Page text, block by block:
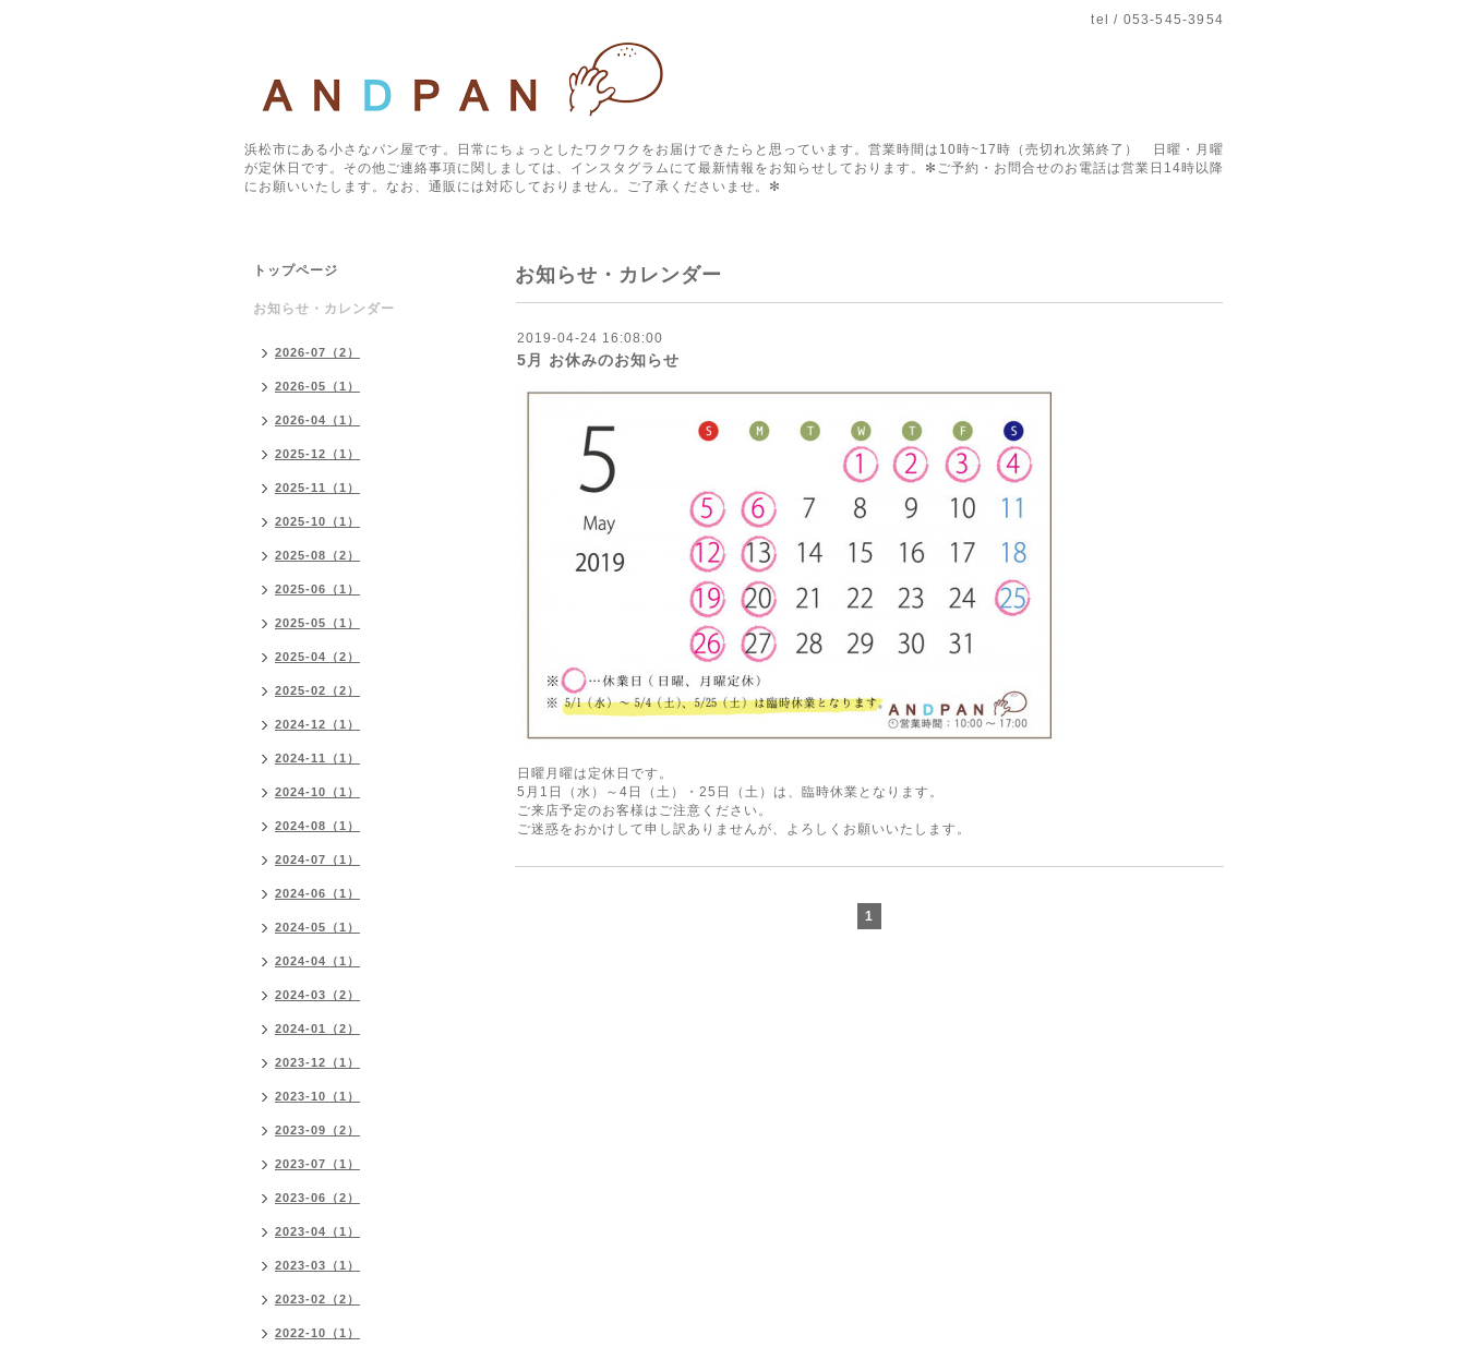
tel / 053-545-3954
浜松市にある小さなパン屋です。日常にちょっとしたワクワクをお届けできたらと思っています。営業時間は10時~17時（売切れ次第終了） 日曜・月曜
が定休日です。その他ご連絡事項に関しましては、インスタグラムにて最新情報をお知らせしております。✻ご予約・お問合せのお電話は営業日14時以降
にお願いいたします。なお、通販には対応しておりません。ご了承くださいませ。✻
お知らせ・カレンダー
2019-04-24 16:08:00
5月 お休みのお知らせ
日曜月曜は定休日です。
5月1日（水）～4日（土）・25日（土）は、臨時休業となります。
ご来店予定のお客様はご注意ください。
ご迷惑をおかけして申し訳ありませんが、よろしくお願いいたします。
1
トップページ
お知らせ・カレンダー
2026-07（2）
2026-05（1）
2026-04（1）
2025-12（1）
2025-11（1）
2025-10（1）
2025-08（2）
2025-06（1）
2025-05（1）
2025-04（2）
2025-02（2）
2024-12（1）
2024-11（1）
2024-10（1）
2024-08（1）
2024-07（1）
2024-06（1）
2024-05（1）
2024-04（1）
2024-03（2）
2024-01（2）
2023-12（1）
2023-10（1）
2023-09（2）
2023-07（1）
2023-06（2）
2023-04（1）
2023-03（1）
2023-02（2）
2022-10（1）